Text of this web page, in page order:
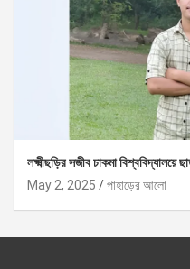
লক্ষ্মীছড়ির সজীব চাকমা বিশ্ববিদ্যালয়ে
May 2, 2025
পাহাড়ের আলো